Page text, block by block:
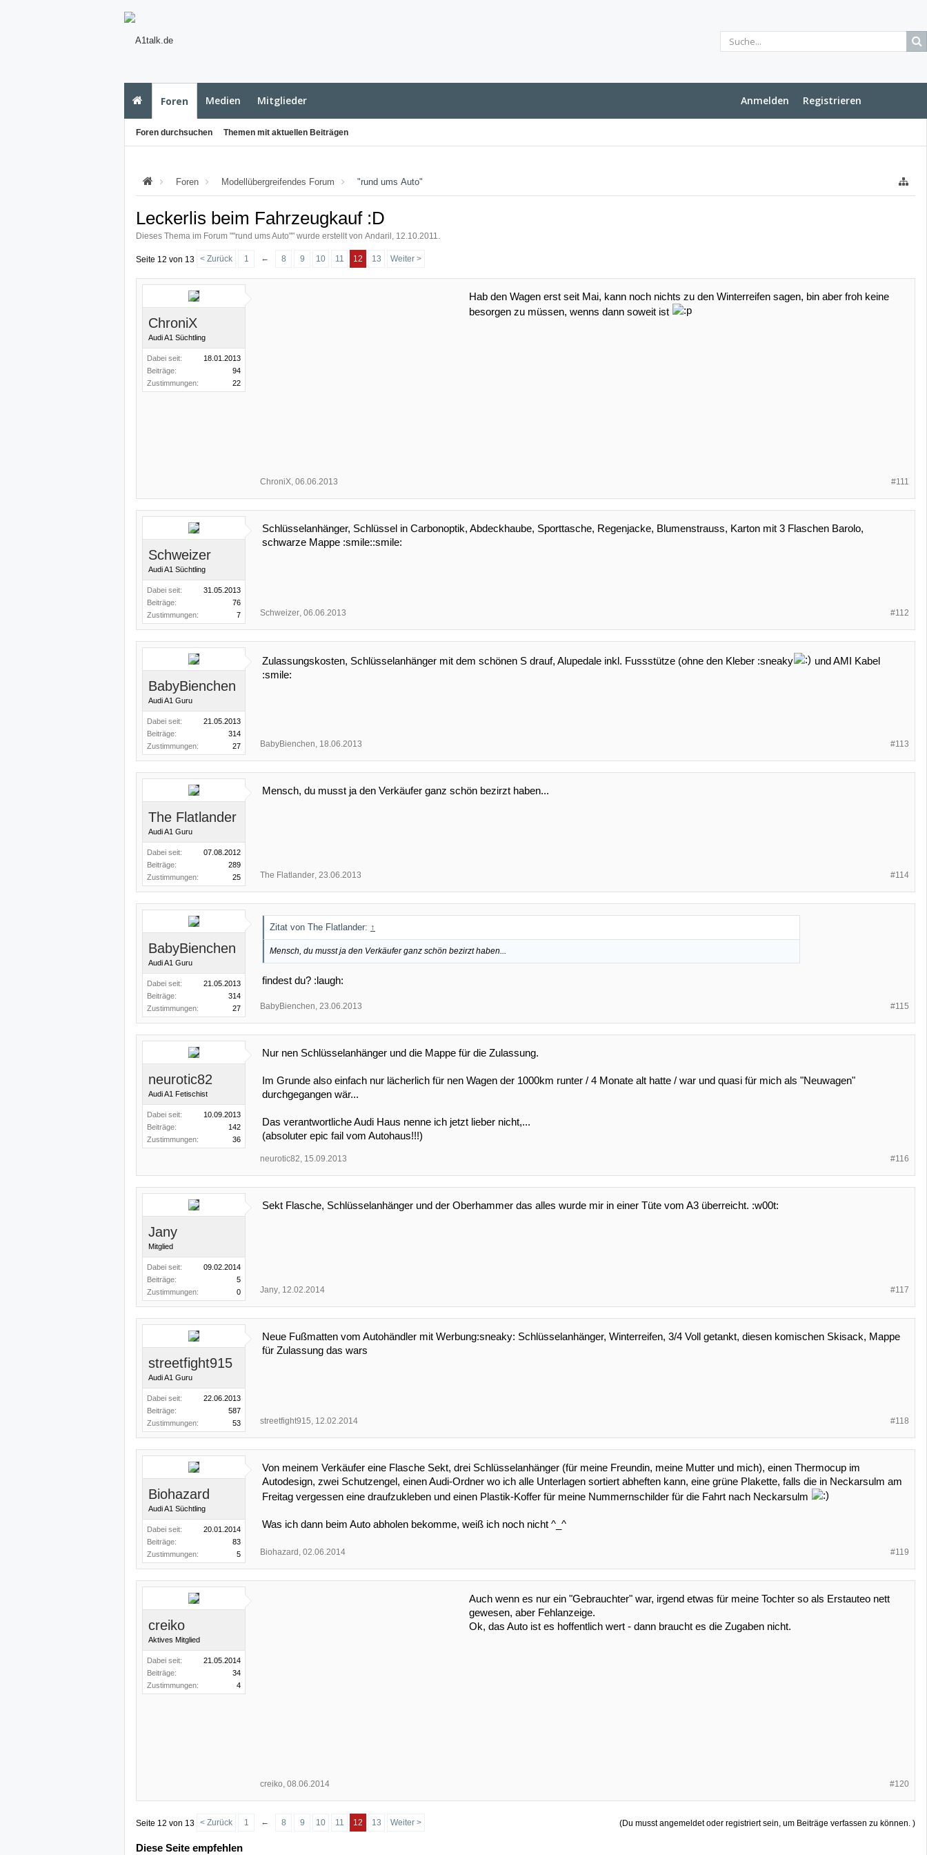
Foren
Foren durchsuchen Themen mit aktuellen Beiträgen
Medien Mitglieder Anmelden Registrieren
Foren Modellübergreifendes Forum "rund ums Auto"
Leckerlis beim Fahrzeugkauf :D
Dieses Thema im Forum ""rund ums Auto"" wurde erstellt von Andaril , 12.10.2011.
Seite 12 von 13 < Zurück 1 ← 8 9 10 11 12 13 Weiter >
ChroniX
Audi A1 Süchtling
Dabei seit:
18.01.2013
Beiträge:
94
Zustimmungen:
22
Hab den Wagen erst seit Mai, kann noch nichts zu den Winterreifen sagen, bin aber froh keine
besorgen zu müssen, wenns dann soweit ist
#111
ChroniX, 06.06.2013
Schweizer
Audi A1 Süchtling
Dabei seit:
31.05.2013
Beiträge:
76
Zustimmungen:
7
Schlüsselanhänger, Schlüssel in Carbonoptik, Abdeckhaube, Sporttasche, Regenjacke, Blumenstrauss, Karton mit 3 Flaschen Barolo,
schwarze Mappe :smile::smile:
#112
Schweizer, 06.06.2013
BabyBienchen
Audi A1 Guru
Dabei seit:
21.05.2013
Beiträge:
314
Zustimmungen:
27
Zulassungskosten, Schlüsselanhänger mit dem schönen S drauf, Alupedale inkl. Fussstütze (ohne den Kleber :sneaky
und AMI Kabel
:smile:
#113
BabyBienchen, 18.06.2013
The Flatlander
Audi A1 Guru
Dabei seit:
07.08.2012
Beiträge:
289
Zustimmungen:
25
Mensch, du musst ja den Verkäufer ganz schön bezirzt haben...
#114
The Flatlander, 23.06.2013
BabyBienchen
Audi A1 Guru
Dabei seit:
21.05.2013
Beiträge:
314
Zustimmungen:
27
Zitat von The Flatlander: ↑
Mensch, du musst ja den Verkäufer ganz schön bezirzt haben...
findest du? :laugh:
#115
BabyBienchen, 23.06.2013
neurotic82
Audi A1 Fetischist
Dabei seit:
10.09.2013
Beiträge:
142
Zustimmungen:
36
Nur nen Schlüsselanhänger und die Mappe für die Zulassung.
Im Grunde also einfach nur lächerlich für nen Wagen der 1000km runter / 4 Monate alt hatte / war und quasi für mich als "Neuwagen"
durchgegangen wär...
Das verantwortliche Audi Haus nenne ich jetzt lieber nicht,...
(absoluter epic fail vom Autohaus!!!)
#116
neurotic82, 15.09.2013
Jany
Mitglied
Dabei seit:
09.02.2014
Beiträge:
5
Zustimmungen:
0
Sekt Flasche, Schlüsselanhänger und der Oberhammer das alles wurde mir in einer Tüte vom A3 überreicht. :w00t:
#117
Jany, 12.02.2014
streetfight915
Audi A1 Guru
Dabei seit:
22.06.2013
Beiträge:
587
Zustimmungen:
53
Neue Fußmatten vom Autohändler mit Werbung:sneaky: Schlüsselanhänger, Winterreifen, 3/4 Voll getankt, diesen komischen Skisack, Mappe
für Zulassung das wars
#118
streetfight915, 12.02.2014
Biohazard
Audi A1 Süchtling
Dabei seit:
20.01.2014
Beiträge:
83
Zustimmungen:
5
Von meinem Verkäufer eine Flasche Sekt, drei Schlüsselanhänger (für meine Freundin, meine Mutter und mich), einen Thermocup im
Autodesign, zwei Schutzengel, einen Audi-Ordner wo ich alle Unterlagen sortiert abheften kann, eine grüne Plakette, falls die in Neckarsulm am
Freitag vergessen eine draufzukleben und einen Plastik-Koffer für meine Nummernschilder für die Fahrt nach Neckarsulm
Was ich dann beim Auto abholen bekomme, weiß ich noch nicht ^_^
#119
Biohazard , 02.06.2014
creiko
Aktives Mitglied
Dabei seit:
21.05.2014
Beiträge:
34
Zustimmungen:
4
Auch wenn es nur ein "Gebrauchter" war, irgend etwas für meine Tochter so als Erstauteo nett
gewesen, aber Fehlanzeige.
Ok, das Auto ist es hoffentlich wert - dann braucht es die Zugaben nicht.
#120
creiko, 08.06.2014
(Du musst angemeldet oder registriert sein, um Beiträge verfassen zu können. )
Seite 12 von 13 < Zurück 1 ← 8 9 10 11 12 13 Weiter >
Diese Seite empfehlen